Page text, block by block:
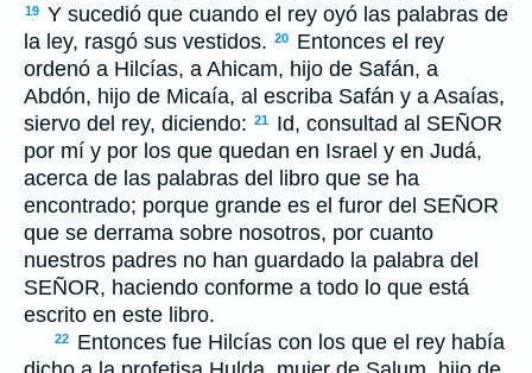
19 Y sucedió que cuando el rey oyó las palabras de
la ley, rasgó sus vestidos. 20
Entonces el rey
ordenó a Hilcías, a Ahicam, hijo de Safán, a
Abdón, hijo de Micaía, al escriba Safán y a Asaías,
siervo del rey, diciendo: 21 Id, consultad al SEÑOR
por mí y por los que quedan en Israel y en Judá,
acerca de las palabras del libro que se ha
encontrado; porque grande es el furor del SEÑOR
que se derrama sobre nosotros, por cuanto
nuestros padres no han guardado la palabra del
SEÑOR, haciendo conforme a todo lo que está
escrito en este libro.
22
Entonces fue Hilcías con los que el rey había